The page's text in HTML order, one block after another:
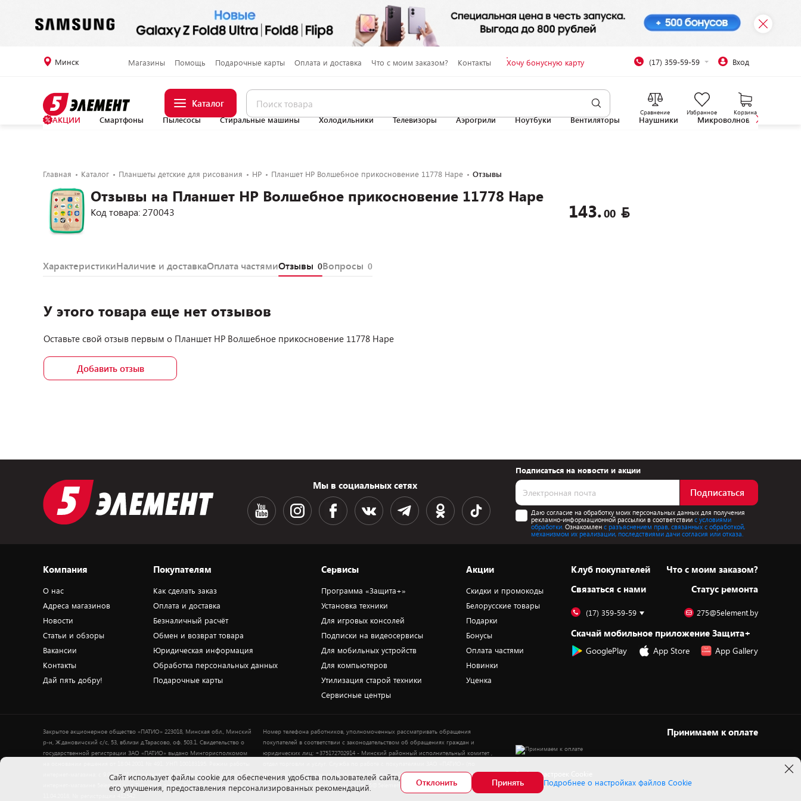
Минск Магазины Помощь Подарочные карты Оплата и доставка Что с моим заказом? Контакты Хочу бонусную карту (17) 359-59-59 Вход
Каталог
Сравнение Избранное Корзина
АКЦИИ Смартфоны Пылесосы Стиральные машины Холодильники Телевизоры Аэрогрили Ноутбуки Вентиляторы Наушники Микроволновые печи
Главная Каталог Планшеты детские для рисования HP Планшет HP Волшебное прикосновение 11778 Hape Отзывы
Отзывы на Планшет HP Волшебное прикосновение 11778 Hape
Код товара: 270043 143.00
ХарактеристикиНаличие и доставкаОплата частямиОтзывы 0Вопросы 0
У этого товара еще нет отзывов
Оставьте свой отзыв первым о Планшет HP Волшебное прикосновение 11778 Hape
Добавить отзыв
Мы в социальных сетях
Подписаться на новости и акции
Подписаться
Даю согласие на обработку моих персональных данных для получения
рекламно-информационной рассылки в соответствиис условиями
обработки. Ознакомлен с разъяснением прав, связанных с обработкой,
механизмом их реализации, последствиями дачи согласия или отказа.
Компания
О нас
Адреса магазинов
Новости
Статьи и обзоры
Вакансии
Контакты
Дай пять добру!
Покупателям
Как сделать заказ
Оплата и доставка
Безналичный расчёт
Обмен и возврат товара
Юридическая информация
Обработка персональных данных
Подарочные карты
Сервисы
Программа «Защита+»
Установка техники
Для игровых консолей
Подписки на видеосервисы
Для мобильных устройств
Для компьютеров
Утилизация старой техники
Сервисные центры
Акции
Скидки и промокоды
Белорусские товары
Подарки
Бонусы
Оплата частями
Новинки
Уценка
Клуб покупателей
Cвязаться с нами
Что с моим заказом?
Статус ремонта
(17) 359-59-59 275@5element.by
Скачай мобильное приложение Защита+
GooglePlay App Store App Gallery
Закрытое акционерное общество «ПАТИО» 223018, Минская обл., Минский
р-н, Ждановичский с/с, 53, вблизи д.Тарасово, оф. 503.1. Свидетельство о
государственной регистрации ЗАО «ПАТИО» выдано Мингорисполкомом
интернет-магазина: с 9.00 до 21.00 ежедневно. Дата включения сведений об
интернет-магазине 5element.by в Торговый реестр Республики Беларусь -
Номер телефона работников, уполномоченных рассматривать обращения
покупателей в соответствии с законодательством об обращениях граждан и
юридических лиц: +375172702914 - Минский районный исполнительный комитет ,
вопросам рассмотрения обращения покупателей о нарушении их прав): Тел.:
+37517-359-23-83. Электронная почта: 5@5element.by
Принимаем к оплате
Выбор настроек Cookie
Cайт использует файлы cookie для обеспечения удобства пользователей сайта,
его улучшения, предоставления персонализированных рекомендаций.
Отклонить Принять Подробнее о настройках файлов Cookie